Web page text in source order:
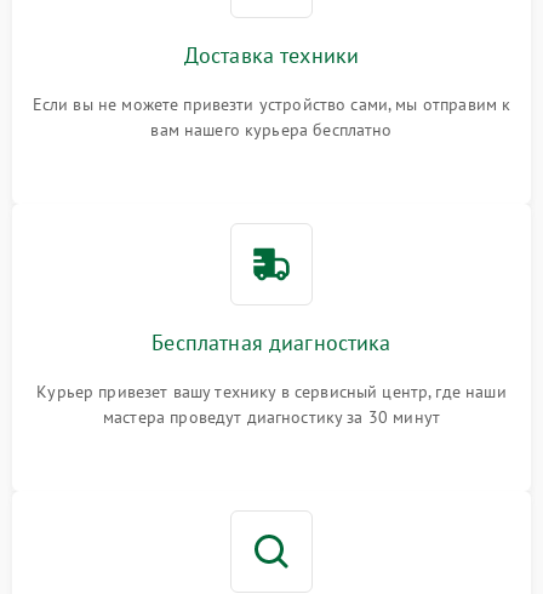
Доставка техники
Если вы не можете привезти устройство сами, мы отправим к
вам нашего курьера бесплатно
Бесплатная диагностика
Курьер привезет вашу технику в сервисный центр, где наши
мастера проведут диагностику за 30 минут